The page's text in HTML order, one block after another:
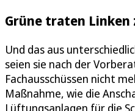
Grüne traten Linken
Und das aus
seien sie nach der
Fachausschüssen nicht
Maßnahme, wie die